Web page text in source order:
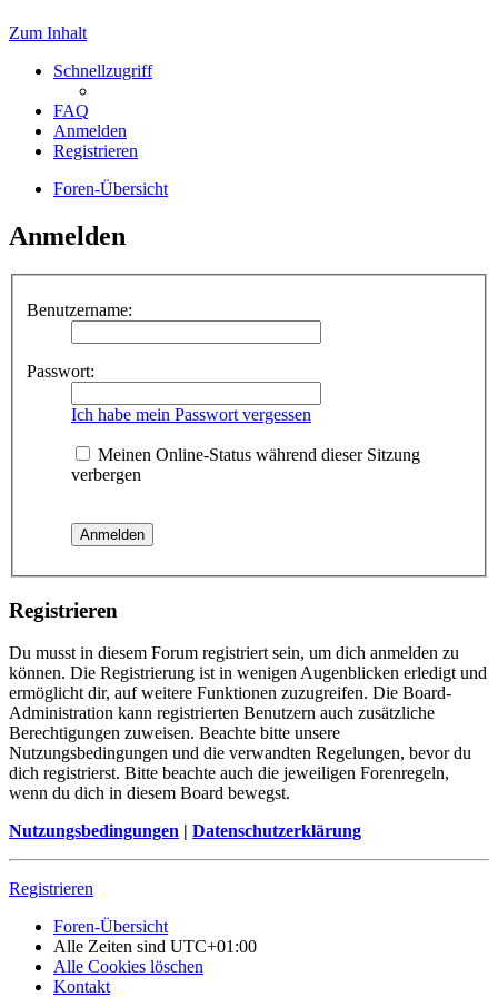
Zum Inhalt
Schnellzugriff
FAQ
Anmelden
Registrieren
Foren-Übersicht
Anmelden
Benutzername:
Passwort:
Ich habe mein Passwort vergessen
Meinen Online-Status während dieser Sitzung
verbergen
Registrieren
Du musst in diesem Forum registriert sein, um dich anmelden zu
können. Die Registrierung ist in wenigen Augenblicken erledigt und
ermöglicht dir, auf weitere Funktionen zuzugreifen. Die Board-
Administration kann registrierten Benutzern auch zusätzliche
Berechtigungen zuweisen. Beachte bitte unsere
Nutzungsbedingungen und die verwandten Regelungen, bevor du
dich registrierst. Bitte beachte auch die jeweiligen Forenregeln,
wenn du dich in diesem Board bewegst.
Nutzungsbedingungen | Datenschutzerklärung
Registrieren
Foren-Übersicht
Alle Zeiten sind UTC+01:00
Alle Cookies löschen
Kontakt